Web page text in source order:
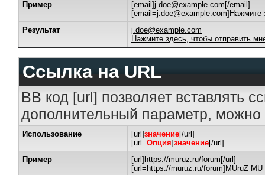
Пример
[email]j.doe@example.com[/email]
[email=j.doe@example.com]Нажмите
Результат
j.doe@example.com
Нажмите здесь, чтобы отправить
Ссылка на URL
BB код [url] позволяет вставлять
дополнительный параметр, можно
Использование [url]значение[/url]
[url=Опция]значение[/url]
Пример
[url]https://muruz.ru/forum[/url]
[url=https://muruz.ru/forum]MUruZ